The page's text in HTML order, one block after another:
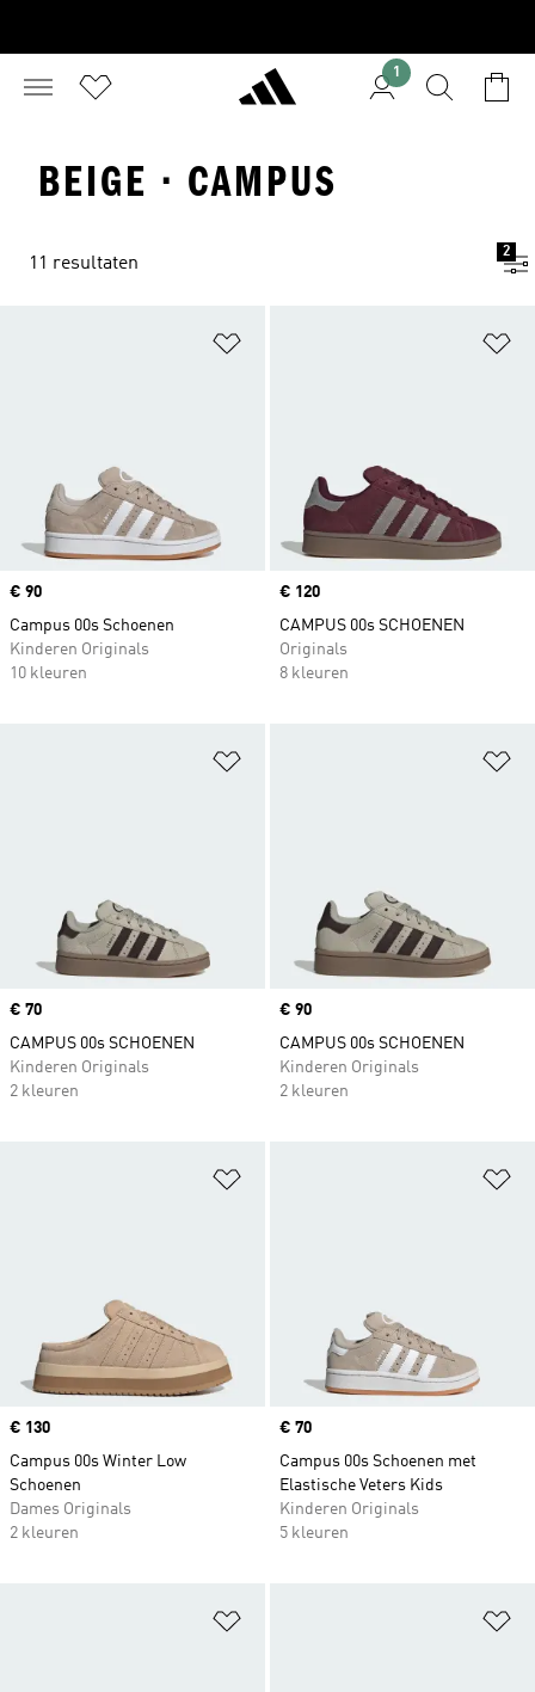
1
BEIGE · CAMPUS
11 resultaten
2
Price
€ 90
Campus 00s Schoenen
Kinderen Originals
10 kleuren
Price
€ 120
CAMPUS 00s SCHOENEN
Originals
8 kleuren
Price
€ 70
CAMPUS 00s SCHOENEN
Kinderen Originals
2 kleuren
Price
€ 90
CAMPUS 00s SCHOENEN
Kinderen Originals
2 kleuren
Price
€ 130
Campus 00s Winter Low
Schoenen
Dames Originals
2 kleuren
Price
€ 70
Campus 00s Schoenen met
Elastische Veters Kids
Kinderen Originals
5 kleuren